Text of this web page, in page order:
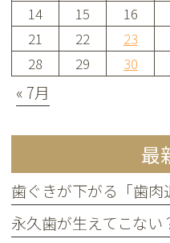
14
15 16
21
22 23
28
29 30
« 7月
最
歯ぐきが下がる「歯肉